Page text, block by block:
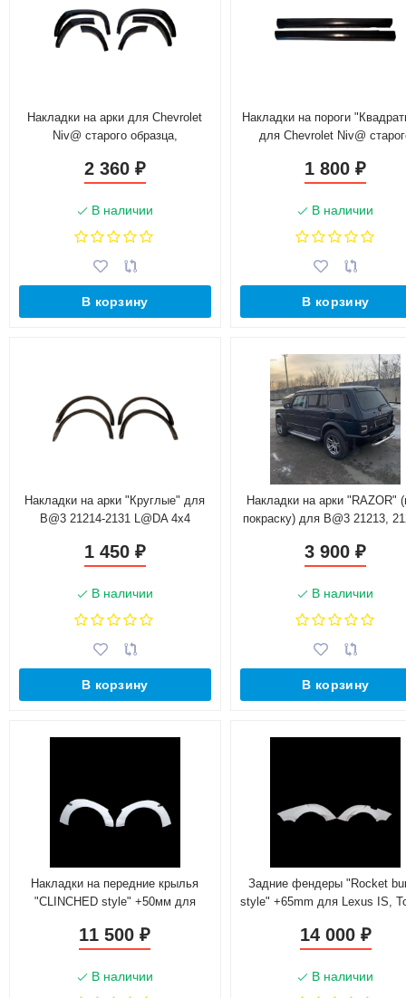
Накладки на арки для Chevrolet
Niv@ старого образца,
2 360 ₽
В наличии
В корзину
Накладки на пороги
для Chevrolet Niv@
1 800₽
В наличии
В корзину
Накладки на арки "Круглые" для
B@3 21214-2131 L@DA 4x4
1 450 ₽
В наличии
В корзину
Накладки на арки "RAZOR"
покраску) для B@3 21213,
3 900₽
В наличии
В корзину
Накладки на передние крылья
"CLINCHED style" +50мм для
11 500₽
В наличии
Задние фендеры "Rocket
style" +65mm для Lexus IS,
14 000 ₽
В наличии